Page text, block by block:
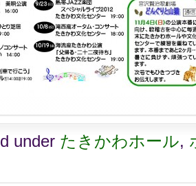
under たきかわホール,